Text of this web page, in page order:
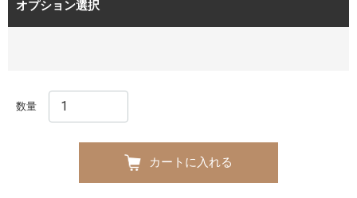
オプション選択
数量
カートに入れる